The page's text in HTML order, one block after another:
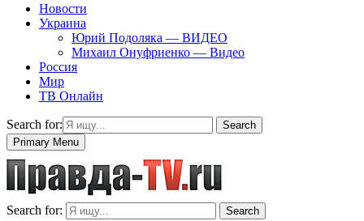
Новости
Украина
Юрий Подоляка — ВИДЕО
Михаил Онуфриенко — Видео
Россия
Мир
ТВ Онлайн
Search for:
Search
Primary Menu
Search for: Search